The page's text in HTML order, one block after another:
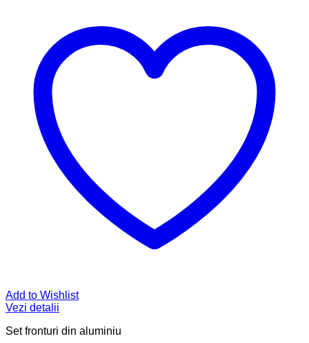
Add to Wishlist
Vezi detalii
Set fronturi din aluminiu